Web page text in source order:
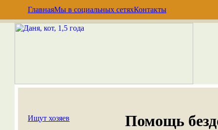
ГлавнаяМы в социальных сетяхКонтакты
Ищут хозяев
Помощь